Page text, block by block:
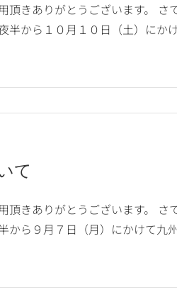
きありがとうございます。 さ
半から１０月１０日（土）に
て
きありがとうございます。 さ
ら９月７日（月）にかけて九